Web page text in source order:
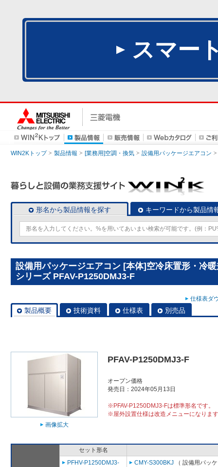
スマー
WIN2Kトップ 製品情報 [業務用]空調・換気 設備用パッケージエアコン
形名から製品情報を探す キーワードから製品情
設備用パッケージエアコン [本体]空冷床置形・冷
シリーズ PFAV-P1250DMJ3-F
仕様表ダ
製品概要 技術資料 仕様表 別売品
画像拡大
PFAV-P1250DMJ3-F
オープン価格
発売日：2024年05月13日
※PFAV-P1250DMJ3-Fは標準形名です。
※屋外設置仕様は改造メニューになりま
セット形名
PFHV-P1250DMJ3-
CMY-S300BKJ （ 設備用パッ